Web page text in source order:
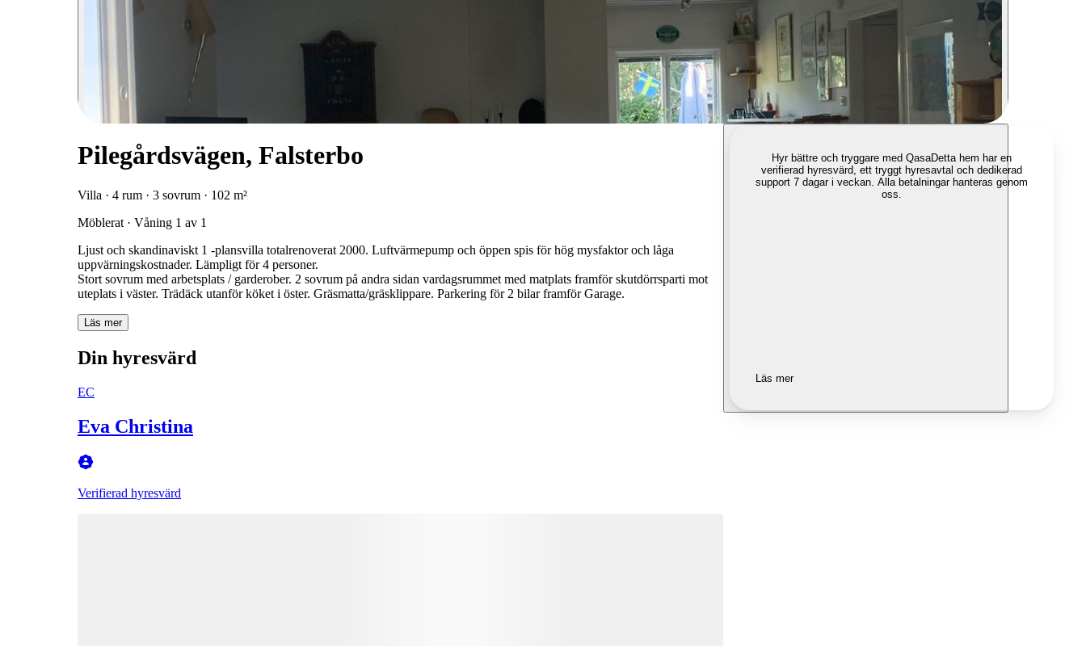
Pilegårdsvägen, Falsterbo
Villa · 4 rum · 3 sovrum · 102 m²
Möblerat · Våning 1 av 1
Ljust och skandinaviskt 1 -plansvilla totalrenoverat 2000. Luftvärmepump och öppen spis för hög mysfaktor och låga
uppvärningskostnader. Lämpligt för 4 personer.
Stort sovrum med arbetsplats / garderober. 2 sovrum på andra sidan vardagsrummet med matplats framför skutdörrsparti mot
uteplats i väster. Trädäck utanför köket i öster. Gräsmatta/gräsklippare. Parkering för 2 bilar framför Garage.
Läs mer
Din hyresvärd
EC
Eva Christina
Verifierad hyresvärd
Hyr bättre och tryggare med QasaDetta hem har en
verifierad hyresvärd, ett tryggt hyresavtal och dedikerad
support 7 dagar i veckan. Alla betalningar hanteras genom
oss.
Läs mer